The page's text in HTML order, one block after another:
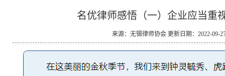
名优律师感悟（一）企业应当重
来源：无锡律师协会 更新日期：2022-09-